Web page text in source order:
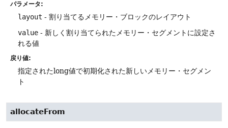
パラメータ:
layout - 割り当てるメモリー・ブロックのレイアウト
value - 新しく割り当てられたメモリー・セグメントに設定さ
れる値
戻り値:
指定されたlong値で初期化された新しいメモリー・セグメン
ト
allocateFrom